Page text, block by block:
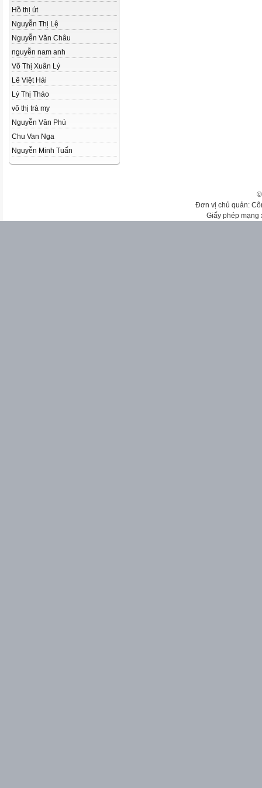
Hồ thị út
Nguyễn Thị Lệ
Nguyễn Văn Châu
nguyễn nam anh
Võ Thị Xuân Lý
Lê Việt Hải
Lý Thị Thảo
võ thị trà my
Nguyễn Văn Phú
Chu Van Nga
Nguyễn Minh Tuấn
Đơn vị chủ quản:
Giấy phép mạng